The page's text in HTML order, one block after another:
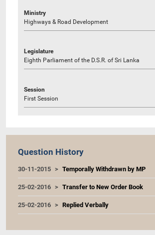
Ministry
Highways & Road Development
Legislature
Eighth Parliament of the D.S.R. of Sri Lanka
Session
First Session
Question History
30-11-2015 Temporally Withdrawn by MP
25-02-2016 Transfer to New Order Book
25-02-2016 Replied Verbally